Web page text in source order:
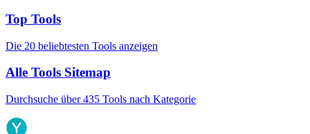
Top Tools
Die 20 beliebtesten Tools anzeigen
Alle Tools Sitemap
Durchsuche über 435 Tools nach Kategorie